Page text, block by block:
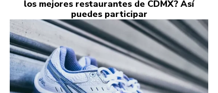
los mejores restaurantes de CDMX? Así
puedes participar